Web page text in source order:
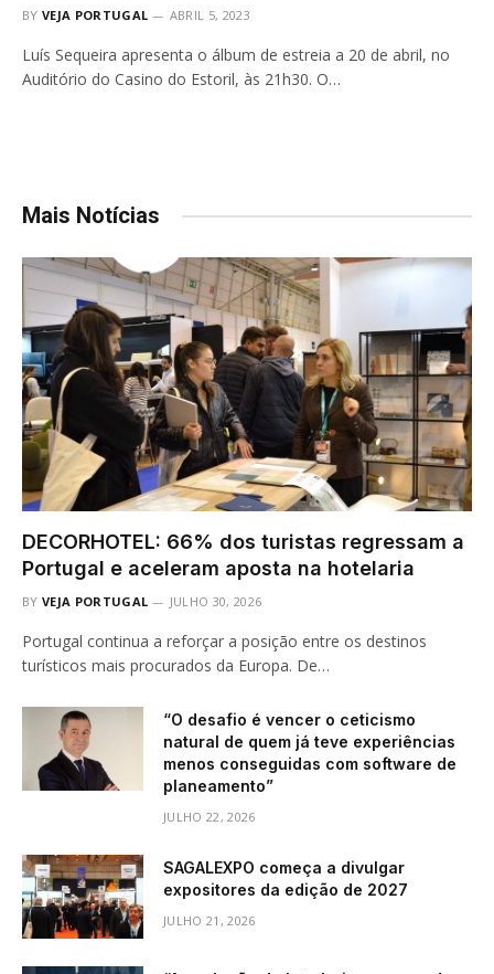
BY VEJA PORTUGAL ABRIL 5, 2023
Luís Sequeira apresenta o álbum de estreia a 20 de abril, no
Auditório do Casino do Estoril, às 21h30. O…
Mais Notícias
DECORHOTEL: 66% dos turistas regressam a
Portugal e aceleram aposta na hotelaria
BY VEJA PORTUGAL JULHO 30, 2026
Portugal continua a reforçar a posição entre os destinos
turísticos mais procurados da Europa. De…
“O desafio é vencer o ceticismo
natural de quem já teve experiências
menos conseguidas com software de
planeamento”
JULHO 22, 2026
SAGALEXPO começa a divulgar
expositores da edição de 2027
JULHO 21, 2026